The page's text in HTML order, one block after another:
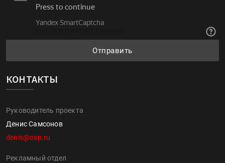
Отправить
КОНТАКТЫ
Руководитель проекта
Денис Самсонов
denis@osp.ru
Рекламный отдел